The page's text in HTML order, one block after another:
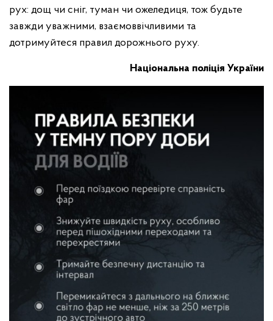
рух: дощ чи сніг, туман чи ожеледиця, тож будьте
завжди уважними, взаємоввічливими та
дотримуйтеся правил дорожнього руху.
Національна поліція України